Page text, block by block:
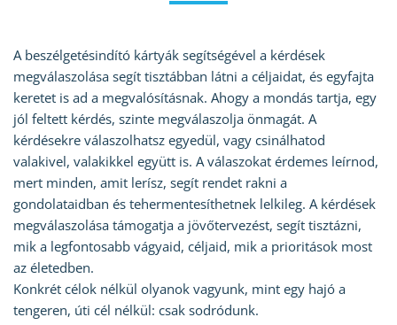
A beszélgetésindító kártyák segítségével a kérdések
megválaszolása segít tisztábban látni a céljaidat, és egyfajta
keretet is ad a megvalósításnak. Ahogy a mondás tartja, egy
jól feltett kérdés, szinte megválaszolja önmagát. A
kérdésekre válaszolhatsz egyedül, vagy csinálhatod
valakivel, valakikkel együtt is. A válaszokat érdemes leírnod,
mert minden, amit lerísz, segít rendet rakni a
gondolataidban és tehermentesíthetnek lelkileg. A kérdések
megválaszolása támogatja a jövőtervezést, segít tisztázni,
mik a legfontosabb vágyaid, céljaid, mik a prioritások most
az életedben.
Konkrét célok nélkül olyanok vagyunk, mint egy hajó a
tengeren, úti cél nélkül: csak sodródunk.